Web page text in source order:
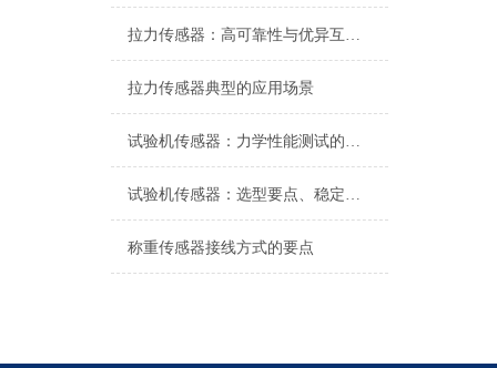
拉力传感器：高可靠性与优异互换性的技术解析
拉力传感器典型的应用场景
试验机传感器：力学性能测试的核心组件解析
试验机传感器：选型要点、稳定性及分类详解
称重传感器接线方式的要点